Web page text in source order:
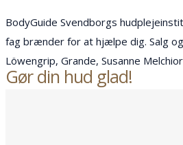
BodyGuide Svendborgs
fag brænder for at hjælpe dig. Salg og
Löwengrip, Grande, Susanne
Gør din hud glad!